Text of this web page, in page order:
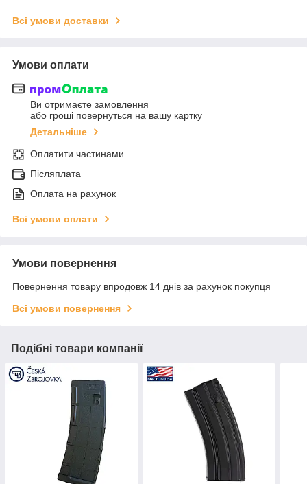
Всі умови доставки
Умови оплати
Ви отримаєте замовлення
або гроші повернуться на вашу картку
Детальніше
Оплатити частинами
Післяплата
Оплата на рахунок
Всі умови оплати
Умови повернення
Повернення товару впродовж 14 днів за рахунок покупця
Всі умови повернення
Подібні товари компанії